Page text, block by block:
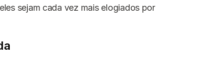
sejam cada vez mais elogiados por